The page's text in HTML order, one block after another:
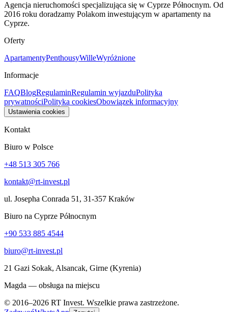
Agencja nieruchomości specjalizująca się w Cyprze Północnym. Od
2016 roku doradzamy Polakom inwestującym w apartamenty na
Cyprze.
Oferty
ApartamentyPenthousyWilleWyróżnione
Informacje
FAQBlogRegulaminRegulamin wyjazduPolityka
prywatnościPolityka cookiesObowiązek informacyjny
Ustawienia cookies
Kontakt
Biuro w Polsce
+48 513 305 766
kontakt@rt-invest.pl
ul. Josepha Conrada 51, 31-357 Kraków
Biuro na Cyprze Północnym
+90 533 885 4544
biuro@rt-invest.pl
21 Gazi Sokak, Alsancak, Girne (Kyrenia)
Magda — obsługa na miejscu
© 2016–2026 RT Invest. Wszelkie prawa zastrzeżone.